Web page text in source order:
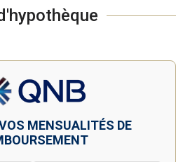
MENSUALITÉS DE